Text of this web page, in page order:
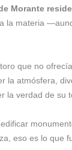
Morante
la materia
que no
la atmósfera,
la verdad de su
eso es lo que